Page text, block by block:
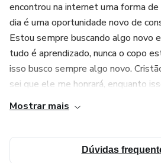
⸻
O que você recebe:
• Um eBook leve e direto ao ponto
• Explicações passo a passo com
• Design organizado, ideal para
encontrou na internet uma forma de
dia é uma oportunidade novo de
Estou sempre buscando algo novo
tudo é aprendizado, nunca o copo
isso busco sempre algo novo.
sei que ele me honrará, enquanto
Mostrar mais
Dúvidas